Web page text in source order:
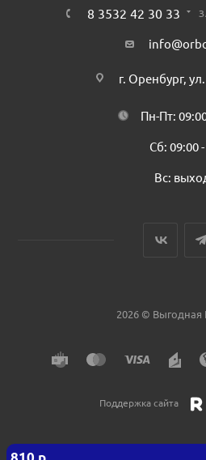
8 3532 42 30 33
г. Оренбург,
Пн-Пт:
Сб: 09:00
Вс:
2026 © Выгодная
Поддержка сайта